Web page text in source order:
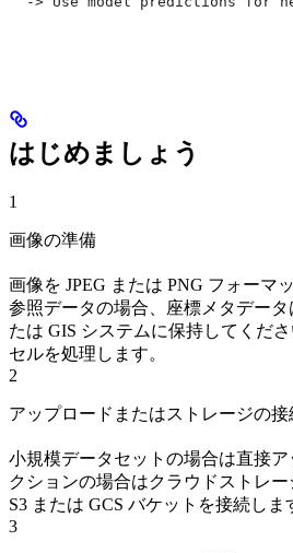
はじめましょう
1
画像の準備
画像を JPEG または PNG フォーマ
参照データの場合、座標メタデー
たは GIS システムに保持してくだ
セルを処理します。
2
アップロードまたはストレージの接
小規模データセットの場合は直接
クションの場合はクラウドストレ
S3 または GCS バケットを接続しま
3